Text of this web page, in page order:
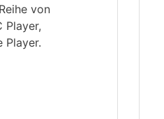
von
Player,
Player.